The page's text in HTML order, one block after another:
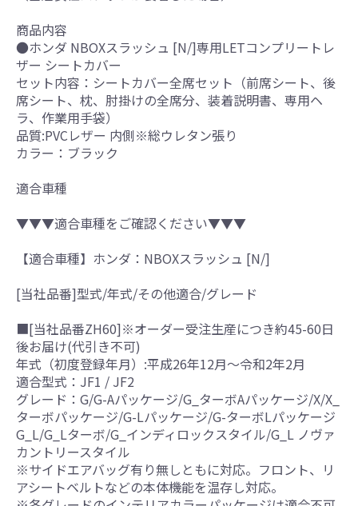
商品内容
●ホンダ NBOXスラッシュ [N/]専用LETコンプリートレ
ザー シートカバー
セット内容：シートカバー全席セット（前席シート、後
席シート、枕、肘掛けの全席分、装着説明書、専用ヘ
ラ、作業用手袋）
品質:PVCレザー 内側※総ウレタン張り
カラー：ブラック
適合車種
▼▼▼適合車種をご確認ください▼▼▼
【適合車種】ホンダ：NBOXスラッシュ [N/]
[当社品番]型式/年式/その他適合/グレード
■[当社品番ZH60]※オーダー受注生産につき約45-60日
後お届け(代引き不可)
年式（初度登録年月）:平成26年12月～令和2年2月
適合型式：JF1 / JF2
グレード：G/G-Aパッケージ/G_ターボAパッケージ/X/X_
ターボパッケージ/G-Lパッケージ/G-ターボLパッケージ
G_L/G_Lターボ/G_インディロックスタイル/G_L ノヴァ
カントリースタイル
※サイドエアバッグ有り無しともに対応。フロント、リ
アシートベルトなどの本体機能を温存し対応。